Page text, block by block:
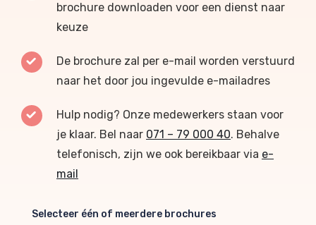
brochure downloaden voor een dienst naar
keuze
De brochure zal per e-mail worden verstuurd
naar het door jou ingevulde e-mailadres
Hulp nodig? Onze medewerkers staan voor
je klaar. Bel naar 071 – 79 000 40. Behalve
telefonisch, zijn we ook bereikbaar via e-
mail
Selecteer één of meerdere brochures